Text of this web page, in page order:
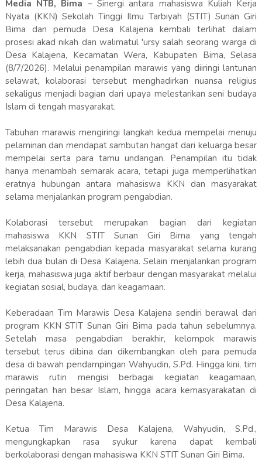
Media NTB, Bima – Sinergi antara mahasiswa Kuliah Kerja
Nyata (KKN) Sekolah Tinggi Ilmu Tarbiyah (STIT) Sunan Giri
Bima dan pemuda Desa Kalajena kembali terlihat dalam
prosesi akad nikah dan walimatul 'ursy salah seorang warga di
Desa Kalajena, Kecamatan Wera, Kabupaten Bima, Selasa
(8/7/2026). Melalui penampilan marawis yang diiringi lantunan
selawat, kolaborasi tersebut menghadirkan nuansa religius
sekaligus menjadi bagian dari upaya melestarikan seni budaya
Islam di tengah masyarakat.
Tabuhan marawis mengiringi langkah kedua mempelai menuju
pelaminan dan mendapat sambutan hangat dari keluarga besar
mempelai serta para tamu undangan. Penampilan itu tidak
hanya menambah semarak acara, tetapi juga memperlihatkan
eratnya hubungan antara mahasiswa KKN dan masyarakat
selama menjalankan program pengabdian.
Kolaborasi tersebut merupakan bagian dari kegiatan
mahasiswa KKN STIT Sunan Giri Bima yang tengah
melaksanakan pengabdian kepada masyarakat selama kurang
lebih dua bulan di Desa Kalajena. Selain menjalankan program
kerja, mahasiswa juga aktif berbaur dengan masyarakat melalui
kegiatan sosial, budaya, dan keagamaan.
Keberadaan Tim Marawis Desa Kalajena sendiri berawal dari
program KKN STIT Sunan Giri Bima pada tahun sebelumnya.
Setelah masa pengabdian berakhir, kelompok marawis
tersebut terus dibina dan dikembangkan oleh para pemuda
desa di bawah pendampingan Wahyudin, S.Pd. Hingga kini, tim
marawis rutin mengisi berbagai kegiatan keagamaan,
peringatan hari besar Islam, hingga acara kemasyarakatan di
Desa Kalajena.
Ketua Tim Marawis Desa Kalajena, Wahyudin, S.Pd.,
mengungkapkan rasa syukur karena dapat kembali
berkolaborasi dengan mahasiswa KKN STIT Sunan Giri Bima.